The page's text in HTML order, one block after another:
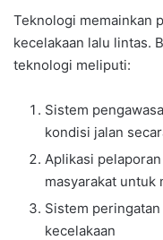
Teknologi memainkan
kecelakaan lalu lintas.
teknologi meliputi:
Sistem
kondisi jalan
Aplikasi
masyarakat untuk
Sistem
kecelakaan